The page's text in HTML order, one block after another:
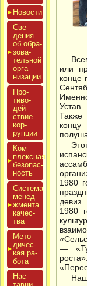
Новос­ти
Све­
дения
об об­ра­
зова­
тель­ной
ор­га­
низа­ции
Про­
тиво­
дей­
ствие
кор­
рупции
Ком­
плексная
бе­зопас­
ность
Сис­те­ма
ме­нед­
жмен­та
ка­чес­
тва
Мето­
дичес­
кая ра­
бота
Нас­
или
конце
Устав
Также
1980
1980
—